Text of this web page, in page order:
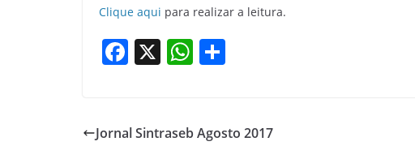
Clique aqui para realizar a leitura.
F
e
X W
s e
Jornal Sintraseb Agosto 2017